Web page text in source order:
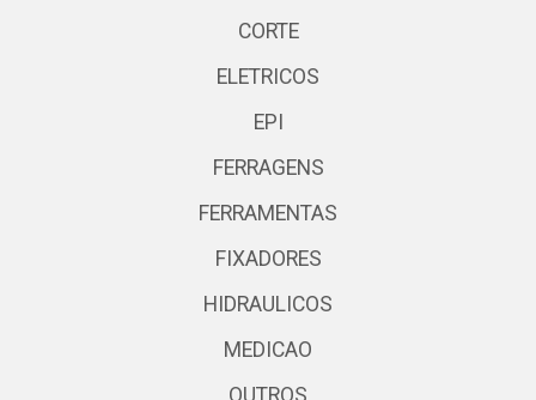
CORTE
ELETRICOS
EPI
FERRAGENS
FERRAMENTAS
FIXADORES
HIDRAULICOS
MEDICAO